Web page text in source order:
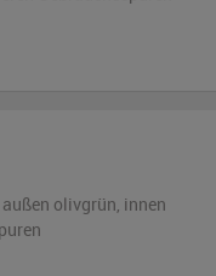
außen olivgrün, innen